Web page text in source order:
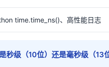
time.time_ns()、高性能日志
秒级（10位）还是毫秒级（13